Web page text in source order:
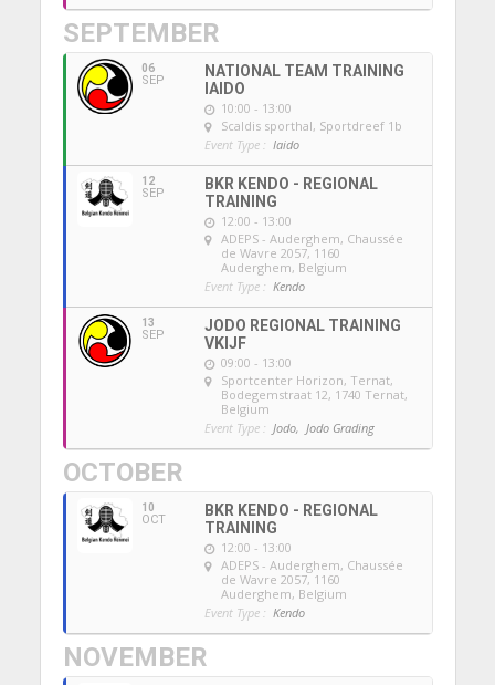
SEPTEMBER
06
SEP
NATIONAL TEAM TRAINING
IAIDO
10:00 - 13:00
Scaldis sporthal, Sportdreef 1b
Event Type : Iaido
12
SEP
BKR KENDO - REGIONAL
TRAINING
12:00 - 13:00
ADEPS - Auderghem, Chaussée
de Wavre 2057, 1160
Auderghem, Belgium
Event Type : Kendo
13
SEP
JODO REGIONAL TRAINING
VKIJF
09:00 - 13:00
Sportcenter Horizon, Ternat,
Bodegemstraat 12, 1740 Ternat,
Belgium
Event Type : Jodo, Jodo Grading
OCTOBER
10
OCT
BKR KENDO - REGIONAL
TRAINING
12:00 - 13:00
ADEPS - Auderghem, Chaussée
de Wavre 2057, 1160
Auderghem, Belgium
Event Type : Kendo
NOVEMBER